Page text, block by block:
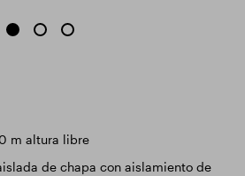
m altura libre
de chapa con aislamiento de